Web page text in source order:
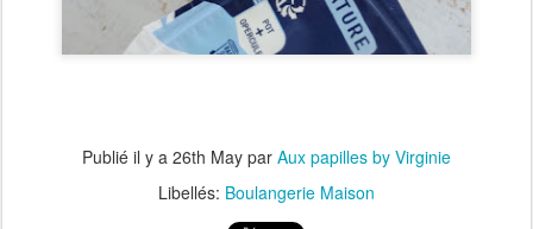
Publié il y a 26th May par Aux papilles by Virginie
Libellés: Boulangerie Maison